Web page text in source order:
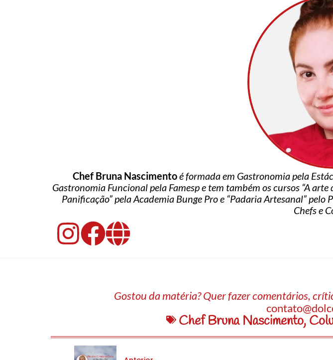
Chef Bruna Nascimentoé formada em Gastronomia pela
Gastronomia Funcional pela Famesp e tem também os cursos “A
Panificação” pela Academia Bunge Pro e “Padaria Artesanal”
Chefs e
Gostou da matéria? Quer fazer comentários,
Chef Bruna Nascimento,